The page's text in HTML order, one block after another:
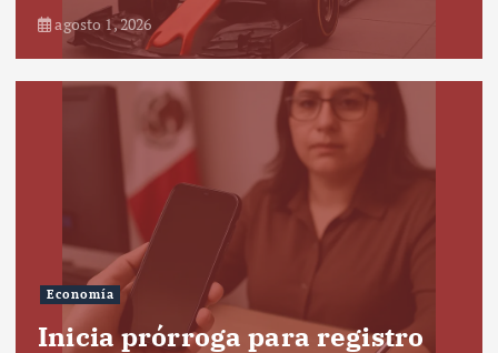
agosto 1, 2026
Economía
Inicia prórroga para registro